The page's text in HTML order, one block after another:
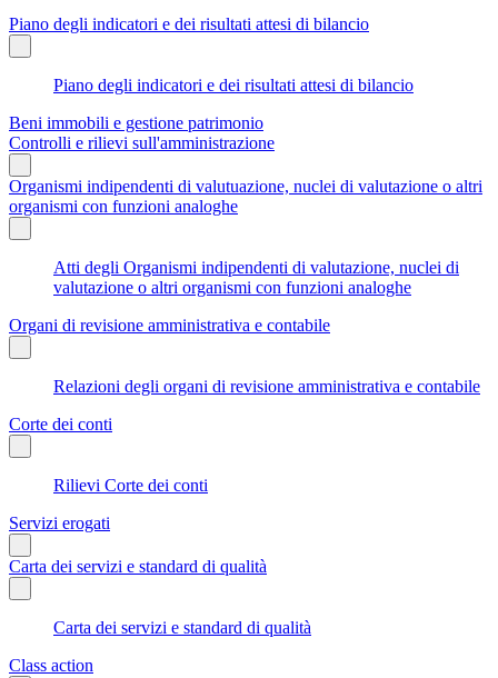
Piano degli indicatori e dei risultati attesi di bilancio
Piano degli indicatori e dei risultati attesi di bilancio
Beni immobili e gestione patrimonio
Controlli e rilievi sull'amministrazione
Organismi indipendenti di valutuazione, nuclei di valutazione o altri
organismi con funzioni analoghe
Atti degli Organismi indipendenti di valutazione, nuclei di
valutazione o altri organismi con funzioni analoghe
Organi di revisione amministrativa e contabile
Relazioni degli organi di revisione amministrativa e contabile
Corte dei conti
Rilievi Corte dei conti
Servizi erogati
Carta dei servizi e standard di qualità
Carta dei servizi e standard di qualità
Class action